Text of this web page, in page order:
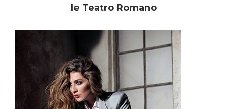
le Teatro Romano